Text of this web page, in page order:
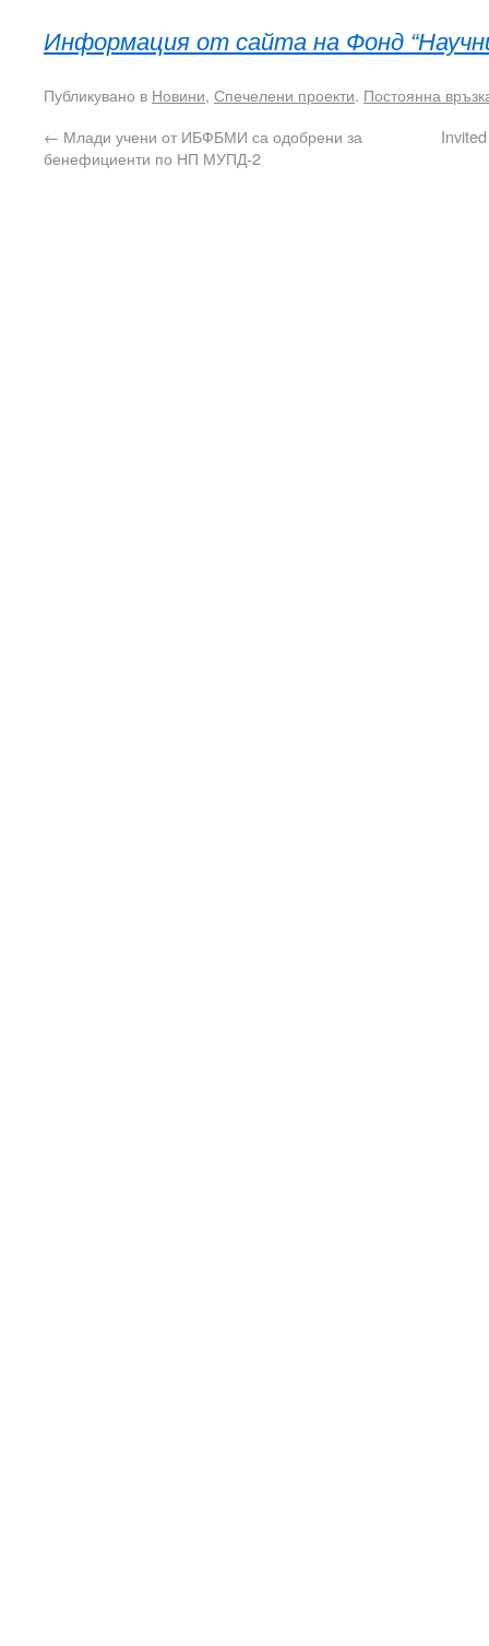
Информация от сайта на Фонд
Публикувано в Новини, Спечелени проекти. Постоянна
← Млади учени от ИБФБМИ са одобрени за
бенефициенти по НП МУПД-2